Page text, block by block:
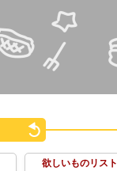
の？
欲しいものリスト